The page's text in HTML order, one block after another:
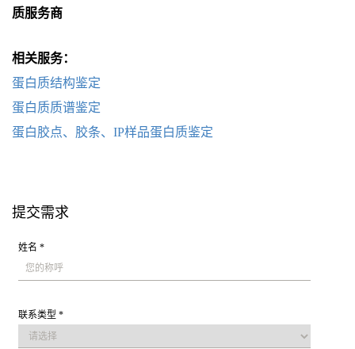
质服务商
相关服务：
蛋白质结构鉴定
蛋白质质谱鉴定
蛋白胶点、胶条、IP样品蛋白质鉴定
提交需求
姓名 *
联系类型 *